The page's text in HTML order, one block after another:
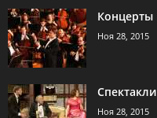
Концерты
Ноя 28, 2015
Спектакли
Ноя 28, 2015